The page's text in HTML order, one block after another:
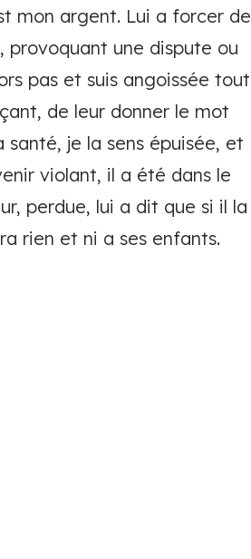
mon argent. Lui a forcer de
provoquant une dispute ou
pas et suis angoissée tout
de leur donner le mot
santé, je la sens épuisée, et
violant, il a été dans le
perdue, lui a dit que si il la
rien et ni a ses enfants.